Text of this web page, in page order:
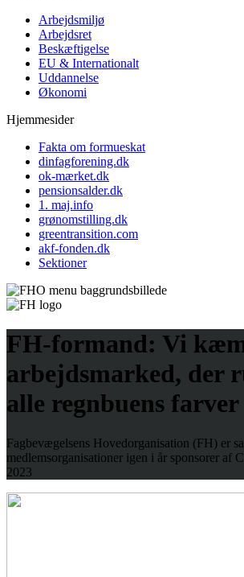
Arbejdsmiljø
Arbejdsret
Beskæftigelse
EU & Internationalt
Uddannelse
Økonomi
Hjemmesider
Fakta om formueskat
dinfagforening.dk
ok-mærket.dk
pensionsalder.dk
1. maj.info
grønomstilling.dk
greentransition.com
akf-fonden.dk
Sektioner
FH-formand: Vi
arbejdsmarked, der
alle regnbuens farver
Fagbevægelsens Hovedorganisation (FH) er
medlemsorganisationer igen i år sponsorer af
2023